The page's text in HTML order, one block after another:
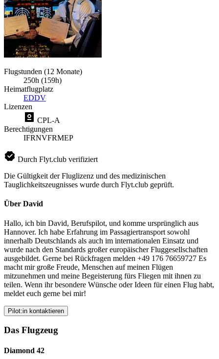
Flugstunden (12 Monate)
250h (159h)
Heimatflugplatz
EDDV
Lizenzen
CPL-A
Berechtigungen
IFRNVFRMEP
Durch Flyt.club verifiziert
Die Gültigkeit der Fluglizenz und des medizinischen
Tauglichkeitszeugnisses wurde durch Flyt.club geprüft.
Über David
Hallo, ich bin David, Berufspilot, und komme ursprünglich aus
Hannover. Ich habe Erfahrung im Passagiertransport sowohl
innerhalb Deutschlands als auch im internationalen Einsatz und
wurde nach den Standards großer europäischer Fluggesellschaften
ausgebildet. Gerne bei Rückfragen melden +49 176 76659727 Es
macht mir große Freude, Menschen auf meinen Flügen
mitzunehmen und meine Begeisterung fürs Fliegen mit ihnen zu
teilen. Wenn ihr besondere Wünsche oder Ideen für einen Flug habt,
meldet euch gerne bei mir!
Pilot:in kontaktieren
Das Flugzeug
Diamond 42